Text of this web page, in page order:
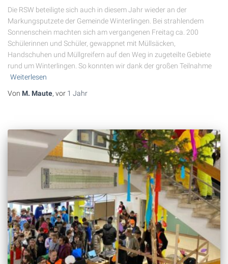
Die RSW beteiligte sich auch in diesem Jahr wieder an der
Markungsputzete der Gemeinde Winterlingen. Bei strahlendem
Sonnenschein machten sich am vergangenen Freitag ca. 200
Schülerinnen und Schüler, gewappnet mit Müllsäcken,
Handschuhen und Müllgreifern auf den Weg in zugeteilte Gebiete
rund um Winterlingen. So konnten wir dank der großen Teilnahme
Weiterlesen
Von M. Maute, vor 1 Jahr